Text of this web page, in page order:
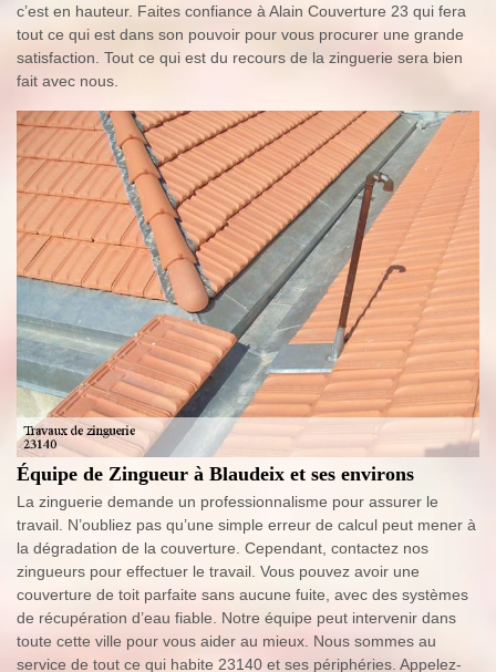
c’est en hauteur. Faites confiance à Alain Couverture 23 qui fera
tout ce qui est dans son pouvoir pour vous procurer une grande
satisfaction. Tout ce qui est du recours de la zinguerie sera bien
fait avec nous.
Équipe de Zingueur à Blaudeix et ses environs
La zinguerie demande un professionnalisme pour assurer le
travail. N’oubliez pas qu’une simple erreur de calcul peut mener à
la dégradation de la couverture. Cependant, contactez nos
zingueurs pour effectuer le travail. Vous pouvez avoir une
couverture de toit parfaite sans aucune fuite, avec des systèmes
de récupération d’eau fiable. Notre équipe peut intervenir dans
toute cette ville pour vous aider au mieux. Nous sommes au
service de tout ce qui habite 23140 et ses périphéries. Appelez-